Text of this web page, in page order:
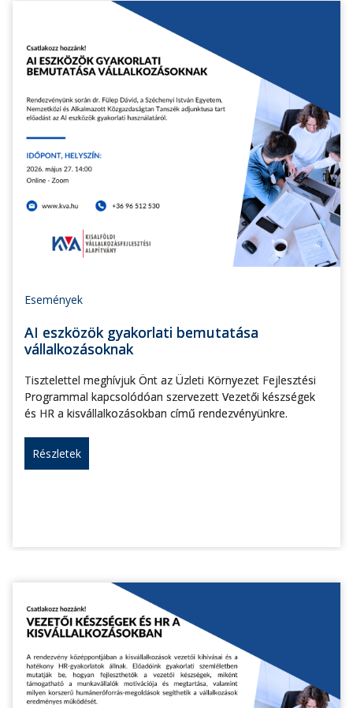
Események
AI eszközök gyakorlati bemutatása
vállalkozásoknak
Tisztelettel meghívjuk Önt az Üzleti Környezet Fejlesztési
Programmal kapcsolódóan szervezett Vezetői készségek
és HR a kisvállalkozásokban című rendezvényünkre.
Részletek